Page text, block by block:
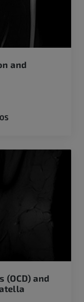
and
and